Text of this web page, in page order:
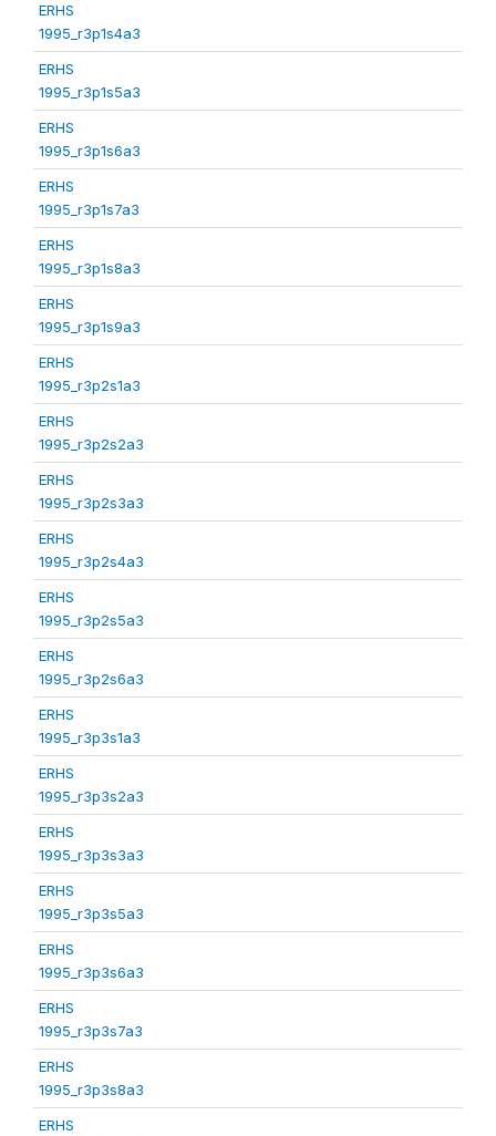
ERHS
1995_r3p1s4a3
ERHS
1995_r3p1s5a3
ERHS
1995_r3p1s6a3
ERHS
1995_r3p1s7a3
ERHS
1995_r3p1s8a3
ERHS
1995_r3p1s9a3
ERHS
1995_r3p2s1a3
ERHS
1995_r3p2s2a3
ERHS
1995_r3p2s3a3
ERHS
1995_r3p2s4a3
ERHS
1995_r3p2s5a3
ERHS
1995_r3p2s6a3
ERHS
1995_r3p3s1a3
ERHS
1995_r3p3s2a3
ERHS
1995_r3p3s3a3
ERHS
1995_r3p3s5a3
ERHS
1995_r3p3s6a3
ERHS
1995_r3p3s7a3
ERHS
1995_r3p3s8a3
ERHS